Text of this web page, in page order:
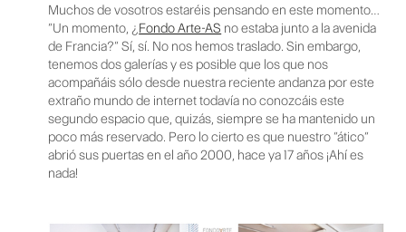
Muchos de vosotros estaréis pensando en este momento…
“Un momento, ¿Fondo Arte-AS no estaba junto a la avenida
de Francia?” Sí, sí. No nos hemos traslado. Sin embargo,
tenemos dos galerías y es posible que los que nos
acompañáis sólo desde nuestra reciente andanza por este
extraño mundo de internet todavía no conozcáis este
segundo espacio que, quizás, siempre se ha mantenido un
poco más reservado. Pero lo cierto es que nuestro “ático”
abrió sus puertas en el año 2000, hace ya 17 años ¡Ahí es
nada!